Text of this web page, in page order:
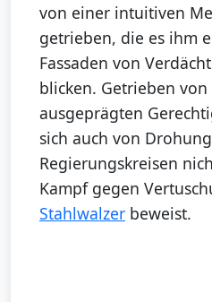
von einer intuitiven
getrieben, die es ihm
Fassaden von
blicken. Getrieben von
ausgeprägten
sich auch von
Regierungskreisen
Kampf gegen
Stahlwalzer beweist.